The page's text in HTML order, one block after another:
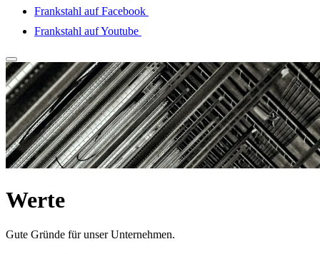
Frankstahl auf Facebook
Frankstahl auf Youtube
Werte
Gute Gründe für unser Unternehmen.